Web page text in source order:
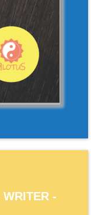
WRITER -